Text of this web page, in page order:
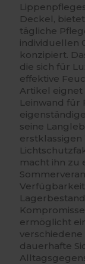
Deckel,
tägliche
individuellen
konzipiert.
die sich für
effektive
Artikel eignet
Leinwand für
seine
macht ihn zu
ermöglicht
dauerhafte